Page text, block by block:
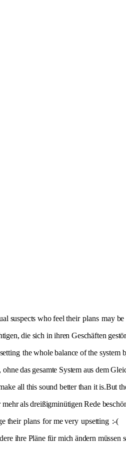
suspects who feel their plans may be
die sich in ihren Geschäften
the whole balance of the
das gesamte System aus dem
all this sound better than it is.But
als dreißigminütigen Rede
their plans for me very upsetting :-(
ihre Pläne für mich ändern müssen